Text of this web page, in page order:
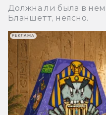
Должна ли была в
Бланшетт, неясно.
РЕКЛАМА